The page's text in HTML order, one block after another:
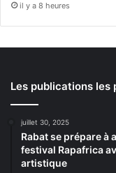
il y a 8 heures
Les publications les
juillet 30, 2025
Rabat se prépare
festival Rapafrica
artistique